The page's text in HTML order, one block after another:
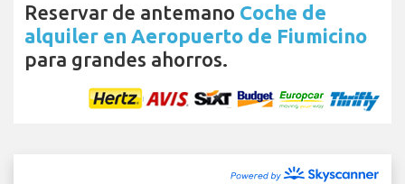
Reservar de antemano Coche de
alquiler en Aeropuerto de Fiumicino
para grandes ahorros.